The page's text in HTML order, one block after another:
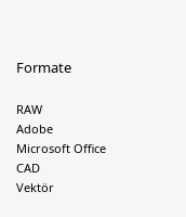
Formate
RAW
Adobe
Microsoft Office
CAD
Vektör